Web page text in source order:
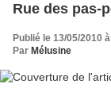
Rue des pas-
Publié le 13/05/2010
Par Mélusine